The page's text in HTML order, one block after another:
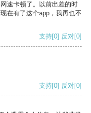
速卡顿了。以前出差的时
在有了这个app，我再也不
支持[0] 反对[0]
支持[0] 反对[0]